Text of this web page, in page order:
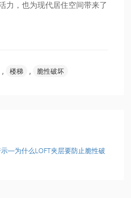
力，也为现代居住空间带来了
, 楼梯 , 脆性破坏
—为什么LOFT夹层要防止脆性破